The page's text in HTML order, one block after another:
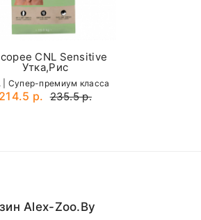
CNL Sensitive
Утка,Рис
| Cупер-премиум класса
214.5 р. 235.5 р.
Alex-Zoo.by